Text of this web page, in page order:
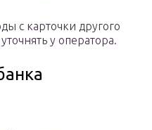
с карточки другого
у оператора.